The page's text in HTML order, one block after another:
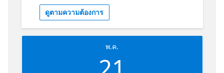
el evento. Te llevarás una guía simple para
organizar tu agenda, elegir las rutas
adecuadas y aprovechar al máximo Build, ya
sea en vivo o bajo demanda.
ดูตามความต้องการ
พ.ค.